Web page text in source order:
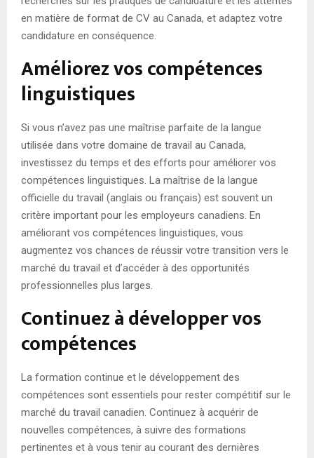
en matière de format de CV au Canada, et adaptez votre
candidature en conséquence.
Améliorez vos compétences
linguistiques
Si vous n’avez pas une maîtrise parfaite de la langue
utilisée dans votre domaine de travail au Canada,
investissez du temps et des efforts pour améliorer vos
compétences linguistiques. La maîtrise de la langue
officielle du travail (anglais ou français) est souvent un
critère important pour les employeurs canadiens. En
améliorant vos compétences linguistiques, vous
augmentez vos chances de réussir votre transition vers le
marché du travail et d’accéder à des opportunités
professionnelles plus larges.
Continuez à développer vos
compétences
La formation continue et le développement des
compétences sont essentiels pour rester compétitif sur le
marché du travail canadien. Continuez à acquérir de
nouvelles compétences, à suivre des formations
pertinentes et à vous tenir au courant des dernières